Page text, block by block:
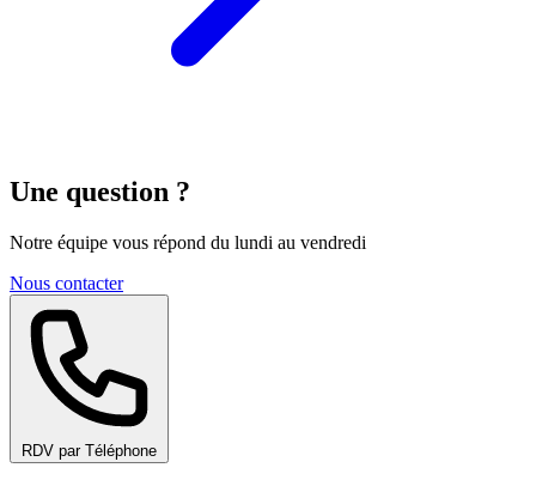
Une question ?
Notre équipe vous répond du lundi au vendredi
Nous contacter
RDV par Téléphone